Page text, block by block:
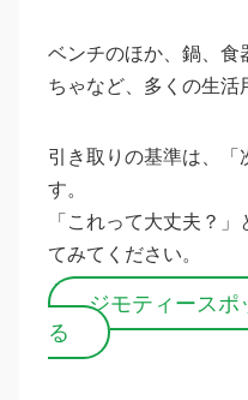
ベンチのほか、鍋、食
ちゃなど、多くの生活
引き取りの基準は、「
す。
「これって大丈夫？
てみてください。
ジモティースポ
る